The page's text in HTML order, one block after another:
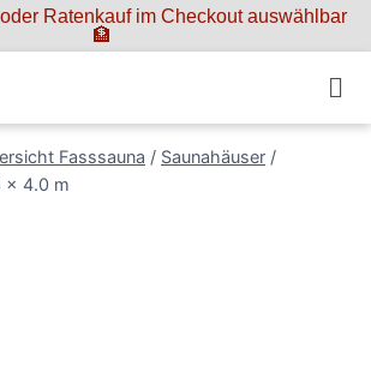
Ratenkauf im Checkout auswählbar
🏦
Fasssauna / Saunahäuser /
x 4.0 m